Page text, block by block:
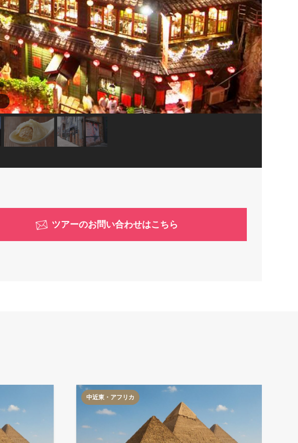
ツアーのお問い合わせはこちら
中近東・アフリカ